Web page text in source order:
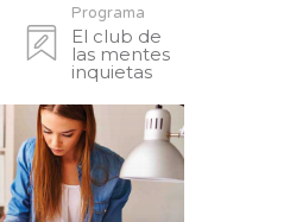
Programa
El club de
las mentes
inquietas